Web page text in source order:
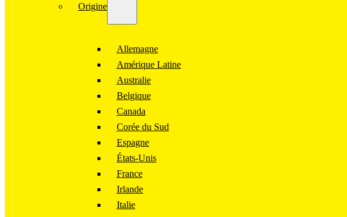
Origine
Allemagne
Amérique Latine
Australie
Belgique
Canada
Corée du Sud
Espagne
États-Unis
France
Irlande
Italie